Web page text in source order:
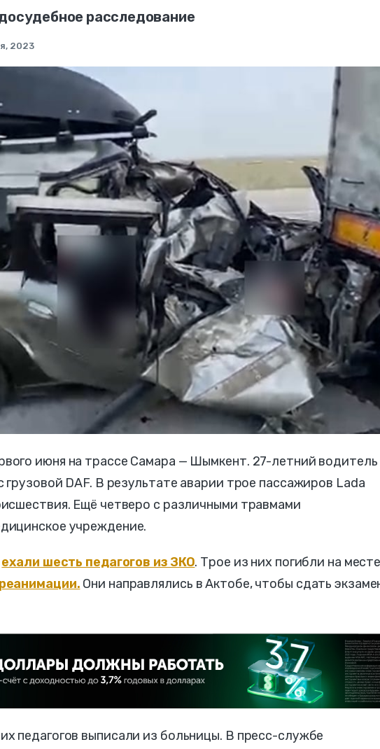
расследование
2023
июня на трассе Самара — Шымкент. 27-летний водитель
грузовой DAF. В результате аварии трое пассажиров Lada
Ещё четверо с различными травмами
учреждение.
ехали шесть педагогов из ЗКО. Трое из них погибли на
Они направлялись в Актобе, чтобы сдать
педагогов выписали из больницы. В пресс-службе